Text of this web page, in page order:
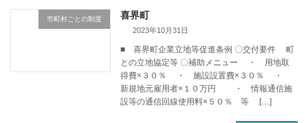
市町村ごとの制度 喜界町
2023年10月31日
■ 喜界町企業立地等促進条例 〇交付要件 町
との立地協定等 〇補助メニュー ・ 用地取
得費×３０％ ・ 施設設置費×３０％ ・
新規地元雇用者×１０万円 ・ 情報通信施
設等の通信回線使用料×５０％ 等 […]